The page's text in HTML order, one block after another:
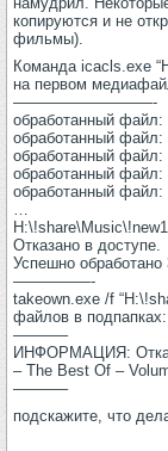
копируются и не
фильмы).
Команда icacls.exe
на первом
—————————-
обработанный файл:
обработанный файл:
обработанный файл:
обработанный
обработанный
…
Отказано в доступе.
Успешно
—————-
takeown.exe /f
файлов в подпапках:
———–
ИНФОРМАЦИЯ:
– The Best Of –
———–
подскажите, что